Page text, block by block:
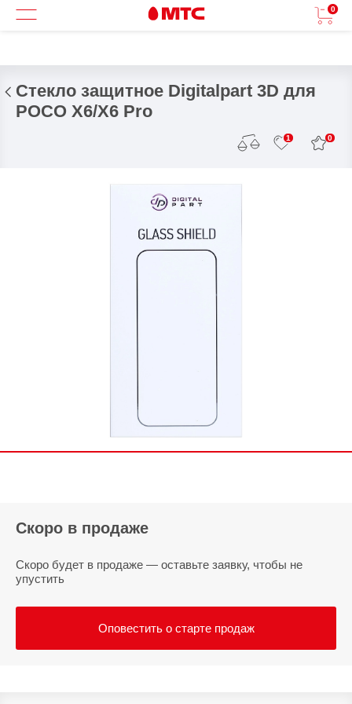
0
Стекло защитное Digitalpart 3D для
POCO X6/X6 Pro
1 0
Скоро в продаже
Скоро будет в продаже — оставьте заявку, чтобы не
упустить
Оповестить о старте продаж